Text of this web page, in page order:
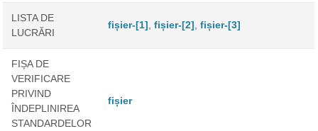
LISTA DE
LUCRĂRI
fișier-[1] fișier-[2] fișier-[3]
FIȘA DE
VERIFICARE
PRIVIND
ÎNDEPLINIREA
STANDARDELOR
fișier